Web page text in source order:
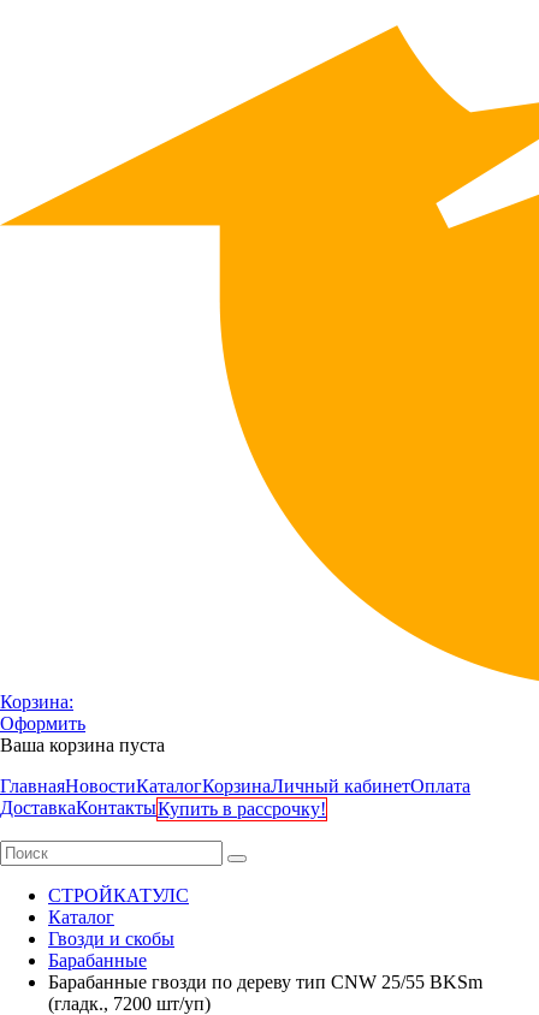
Корзина:
Оформить
Ваша корзина пуста
ГлавнаяНовостиКаталогКорзинаЛичный кабинетОплата
ДоставкаКонтактыКупить в рассрочку!
СТРОЙКАТУЛС
Каталог
Гвозди и скобы
Барабанные
Барабанные гвозди по дереву тип CNW 25/55 BKSm
(гладк., 7200 шт/уп)